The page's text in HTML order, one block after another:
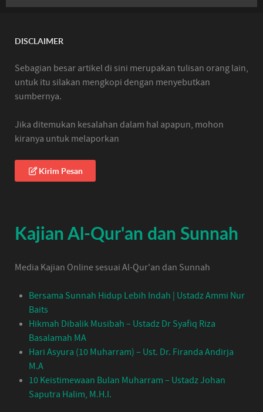
DISCLAIMER
Sebagian besar artikel di sini merupakan tulisan orang lain,
untuk itu silakan mengkopi dengan menyebutkan
sumbernya.
Jika ditemukan kesalahan dalam hal apapun, mohon
kiranya untuk melaporkan
Kirim Pesan
Kajian Al-Qur'an dan Sunnah
Media Kajian Online sesuai Al-Qur'an dan Sunnah
Bersama Sunnah Hidup Lebih Indah | Ustadz Ammi Nur
Baits
Hikmah Dibalik Musibah – Ustadz Dr Syafiq Riza
Basalamah MA
Hari Asyura (10 Muharram) – Ust. Dr. Firanda Andirja
M.A
10 Keistimewaan Bulan Muharram – Ustadz Johan
Saputra Halim, M.H.I.